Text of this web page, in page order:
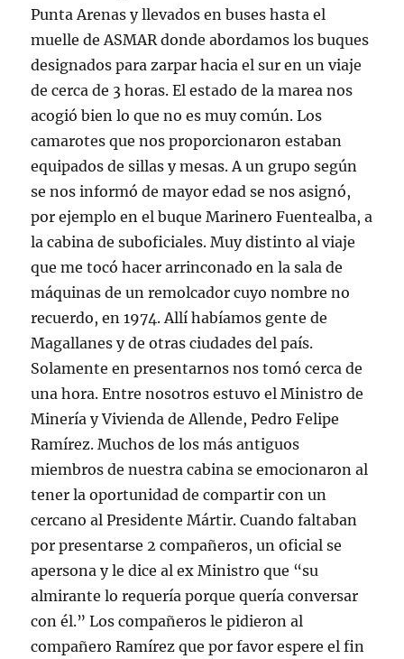
Punta Arenas y llevados en buses hasta el
muelle de ASMAR donde abordamos los buques
designados para zarpar hacia el sur en un viaje
de cerca de 3 horas. El estado de la marea nos
acogió bien lo que no es muy común. Los
camarotes que nos proporcionaron estaban
equipados de sillas y mesas. A un grupo según
se nos informó de mayor edad se nos asignó,
por ejemplo en el buque Marinero Fuentealba, a
la cabina de suboficiales. Muy distinto al viaje
que me tocó hacer arrinconado en la sala de
máquinas de un remolcador cuyo nombre no
recuerdo, en 1974. Allí habíamos gente de
Magallanes y de otras ciudades del país.
Solamente en presentarnos nos tomó cerca de
una hora. Entre nosotros estuvo el Ministro de
Minería y Vivienda de Allende, Pedro Felipe
Ramírez. Muchos de los más antiguos
miembros de nuestra cabina se emocionaron al
tener la oportunidad de compartir con un
cercano al Presidente Mártir. Cuando faltaban
por presentarse 2 compañeros, un oficial se
apersona y le dice al ex Ministro que “su
almirante lo requería porque quería conversar
con él.” Los compañeros le pidieron al
compañero Ramírez que por favor espere el fin